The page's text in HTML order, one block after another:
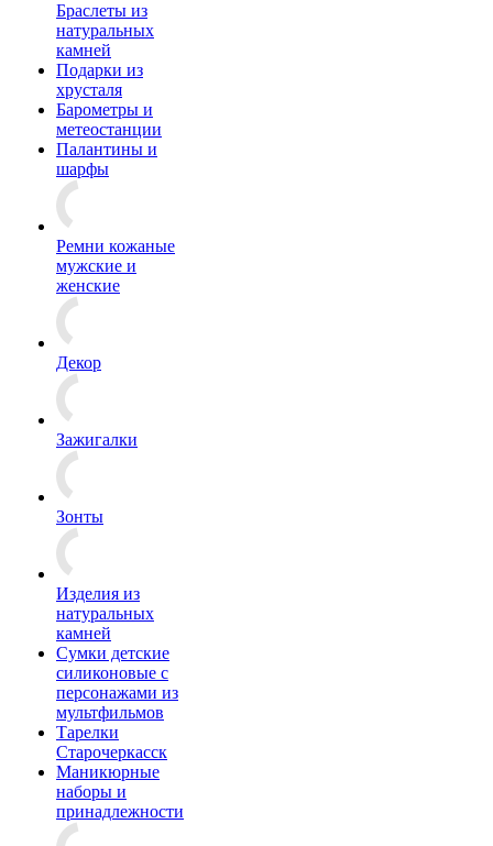
Браслеты из
натуральных
камней
Подарки из
хрусталя
Барометры и
метеостанции
Палантины и
шарфы
Ремни кожаные
мужские и
женские
Декор
Зажигалки
Зонты
Изделия из
натуральных
камней
Сумки детские
силиконовые с
персонажами из
мультфильмов
Тарелки
Старочеркасск
Маникюрные
наборы и
принадлежности